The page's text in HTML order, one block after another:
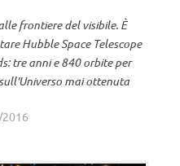
frontiere del visibile. È
Hubble Space Telescope
tre anni e 840 orbite per
mai ottenuta